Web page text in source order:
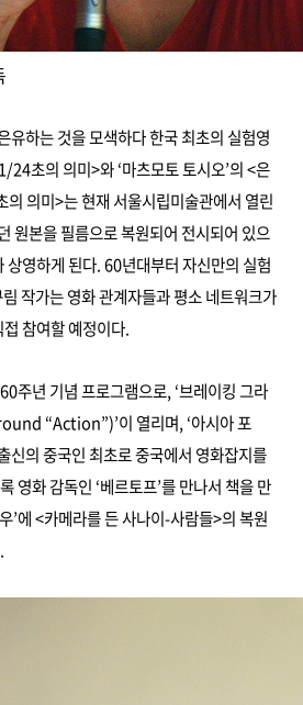
유하는 것을 모색하다 한국 최초의 실험영
24초의 의미>와 ‘마츠모토 토시오’의 <은
의미>는 현재 서울시립미술관에서 열린
원본을 필름으로 복원되어 전시되어 있으
상영하게 된다. 60년대부터 자신만의 실험
작가는 영화 관계자들과 평소 네트워크가
참여할 예정이다.
주년 기념 프로그램으로, ‘브레이킹 그라
“Action”)’이 열리며, ‘아시아 포
신의 중국인 최초로 중국에서 영화잡지를
영화 감독인 ‘베르토프’를 만나서 책을 만
’에 <카메라를 든 사나이-사람들>의 복원